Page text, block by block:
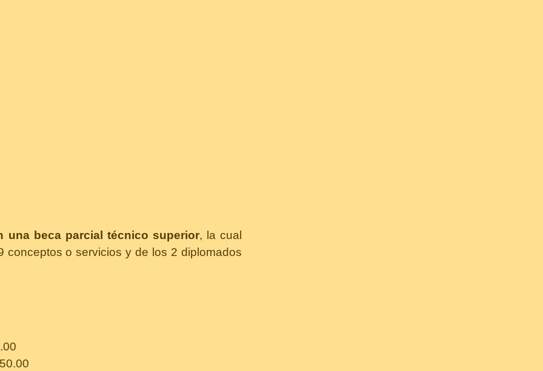
una beca parcial técnico superior, la cual
conceptos o servicios y de los 2 diplomados